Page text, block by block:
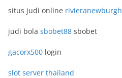
situs judi online rivieranewburgh
judi bola sbobet88 sbobet
gacorx500 login
slot server thailand